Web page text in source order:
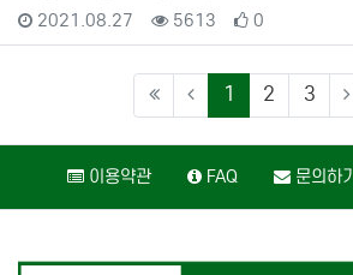
등록일
2021.08.27 조회
5613 추천
0
1 (current)
2 3
이용약관 FAQ 문의하기
카피라이트